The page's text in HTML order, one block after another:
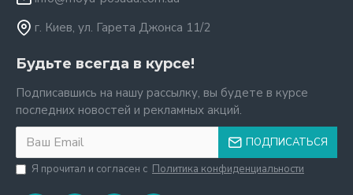
г. Киев, ул. Гарета Джонса 11/2
Будьте всегда в курсе!
Подписавшись на нашу рассылку, вы будете в курсе
последних новостей и рекламных акций.
ПОДПИСАТЬСЯ
Я прочитал и согласен с Политика конфиденциальности